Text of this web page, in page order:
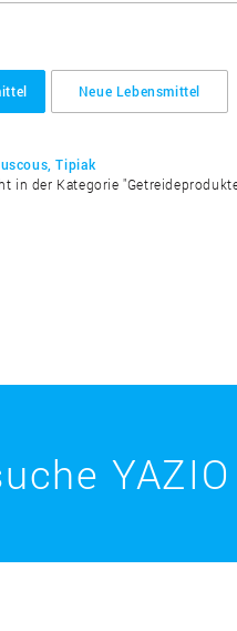
Neue Lebensmittel
Tipiak
in der Kategorie
YAZIO